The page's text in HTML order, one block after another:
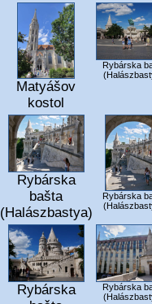
Matyášov
kostol
Rybárska
Rybárska
bašta
(Halászbastya)
Rybárska
Rybárska
Rybárska